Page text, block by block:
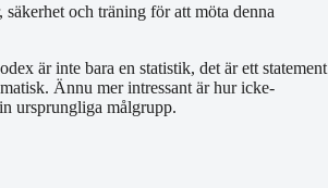
och träning för att möta denna
är inte bara en statistik, det är ett statement
Ännu mer intressant är hur icke-
ursprungliga målgrupp.